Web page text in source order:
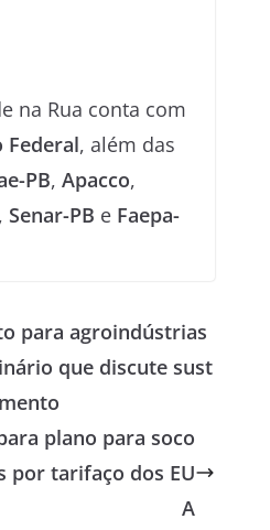
na Rua conta com
Federal, além das
PB, Apacco,
, Senar-PB e Faepa-
para agroindústrias
que discute sust
plano para soco
por tarifaço dos EU
A